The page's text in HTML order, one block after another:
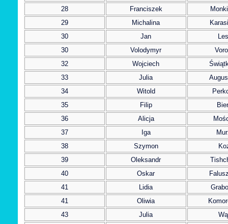
28
Franciszek
29
Michalina
30
Jan
30
Volodymyr
32
Wojciech
33
Julia
34
Witold
35
Filip
36
Alicja
37
Iga
38
Szymon
39
Oleksandr
40
Oskar
41
Lidia
41
Oliwia
43
Julia